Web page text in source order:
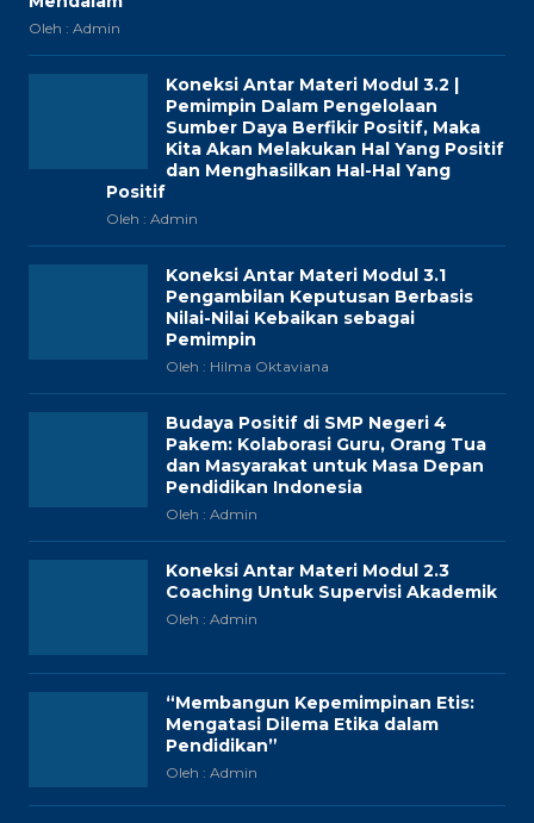
Oleh : Admin
Koneksi Antar Materi Modul 3.2 |
Pemimpin Dalam Pengelolaan
Sumber Daya Berfikir Positif, Maka
Kita Akan Melakukan Hal Yang Positif
dan Menghasilkan Hal-Hal Yang
Positif
Oleh : Admin
Koneksi Antar Materi Modul 3.1
Pengambilan Keputusan Berbasis
Nilai-Nilai Kebaikan sebagai
Pemimpin
Oleh : Hilma Oktaviana
Budaya Positif di SMP Negeri 4
Pakem: Kolaborasi Guru, Orang Tua
dan Masyarakat untuk Masa Depan
Pendidikan Indonesia
Oleh : Admin
Koneksi Antar Materi Modul 2.3
Coaching Untuk Supervisi Akademik
Oleh : Admin
“Membangun Kepemimpinan Etis:
Mengatasi Dilema Etika dalam
Pendidikan”
Oleh : Admin